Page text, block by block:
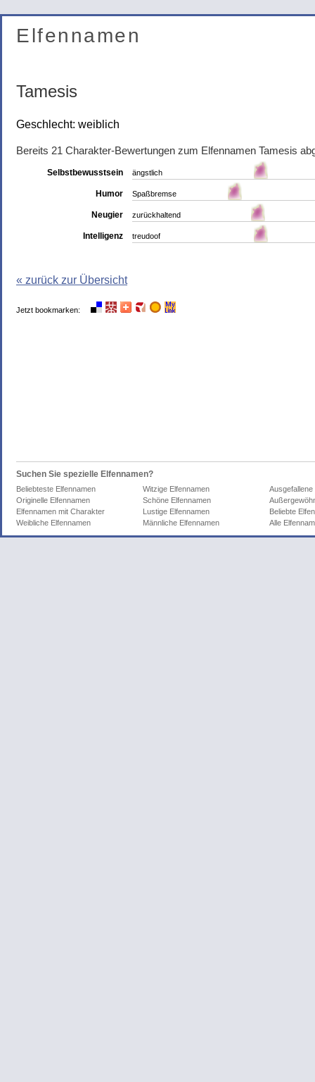
Elfennamen
Tamesis
Geschlecht: weiblich
Bereits 21 Charakter-Bewertungen zum Elfennamen Tamesis
Selbstbewusstsein ängstlich
Humor Spaßbremse
Neugier zurückhaltend
Intelligenz treudoof
« zurück zur Übersicht
Jetzt bookmarken:
Suchen Sie spezielle Elfennamen?
Beliebteste Elfennamen Witzige Elfennamen
Ausgefallene
Originelle Elfennamen
Schöne Elfennamen
Elfennamen mit Charakter
Lustige Elfennamen
Beliebte
Weibliche Elfennamen
Männliche Elfennamen Alle